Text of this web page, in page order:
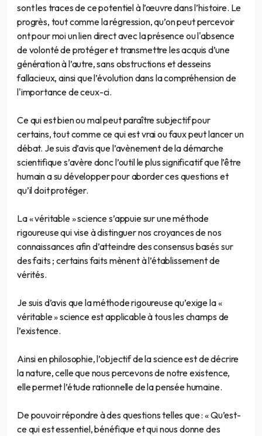
sont les traces de ce potentiel à l’œuvre dans l’histoire. Le
progrès, tout comme la régression, qu’on peut percevoir
ont pour moi un lien direct avec la présence ou l'absence
de volonté de protéger et transmettre les acquis d’une
génération à l’autre, sans obstructions et desseins
fallacieux, ainsi que l’évolution dans la compréhension de
l'importance de ceux-ci.
Ce qui est bien ou mal peut paraître subjectif pour
certains, tout comme ce qui est vrai ou faux peut lancer un
débat. Je suis d’avis que l’avènement de la démarche
scientifique s’avère donc l’outil le plus significatif que l’être
humain a su développer pour aborder ces questions et
qu’il doit protéger.
La « véritable » science s’appuie sur une méthode
rigoureuse qui vise à distinguer nos croyances de nos
connaissances afin d’atteindre des consensus basés sur
des faits ; certains faits mènent à l’établissement de
vérités.
Je suis d’avis que la méthode rigoureuse qu’exige la «
véritable » science est applicable à tous les champs de
l’existence.
Ainsi en philosophie, l’objectif de la science est de décrire
la nature, celle que nous percevons de notre existence,
elle permet l’étude rationnelle de la pensée humaine.
De pouvoir répondre à des questions telles que : « Qu’est-
ce qui est essentiel, bénéfique et qui nous donne des